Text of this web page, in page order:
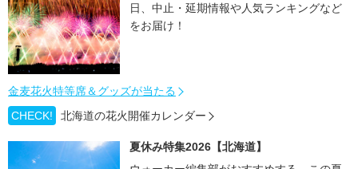
日、中止・延期情報や人気ランキングなど
をお届け！
金麦花火特等席＆グッズが当たる
CHECK!
北海道の花火開催カレンダー
夏休み特集2026【北海道】